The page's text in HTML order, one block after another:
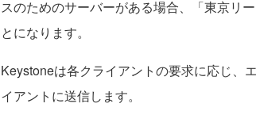
スのためのサーバーがある場合、「東京リ
とになります。
Keystoneは各クライアントの要求に応じ、
イアントに送信します。